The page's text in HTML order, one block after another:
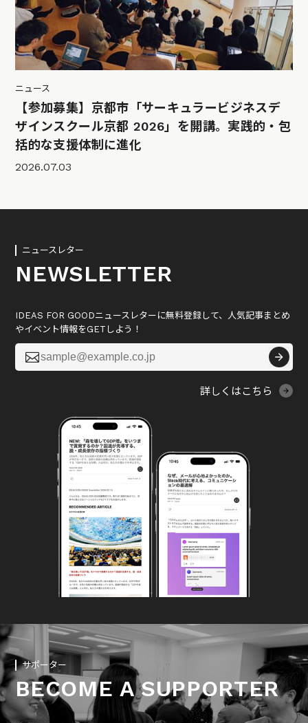
ニュース
【参加募集】京都市「サーキュラービジネスデ
ザインスクール京都 2026」を開講。実践的・包
括的な支援体制に進化
2026.07.03
ニュースレター
NEWSLETTER
IDEAS FOR GOODニュースレターに無料登録して、人気記事まとめ
やイベント情報をGETしよう！

詳しくはこちら
サポーター
BECOME A SUPPORTER